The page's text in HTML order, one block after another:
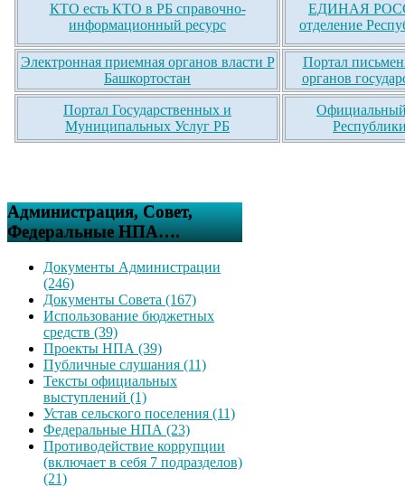
КТО есть КТО в РБ справочно-
информационный ресурс
ЕДИНАЯ
отделение
Электронная приемная органов власти Р
Башкортостан
Портал
органов
Портал Государственных и
Муниципальных Услуг РБ
Официальный
Администрация, Совет,
Федеральные НПА….
Документы Администрации
(246)
Документы Совета (167)
Использование бюджетных
средств (39)
Проекты НПА (39)
Публичные слушания (11)
Тексты официальных
выступлений (1)
Устав сельского поселения (11)
Федеральные НПА (23)
Противодействие коррупции
(включает в себя 7 подразделов)
(21)